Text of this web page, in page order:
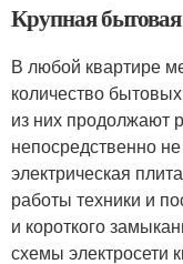
Крупная
В любой квартире
количество
из них продолжают
непосредственно
электрическая
работы техники и
и короткого
схемы электросети